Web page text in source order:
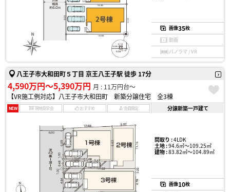
画像35枚
動画
パノラマ / VR
八王子市大和田町５丁目 京王八王子駅 徒歩 17分
4,590万円〜5,390万円 月 : 11万円台〜
【VR施工例対応】八王子市大和田町 新築分譲住宅 全3棟
NEW 現地見学会 おすすめ 会員限定 分譲新築一戸建て
間取り :4LDK
土地 :94.6㎡〜109.25㎡
建物 :83.82㎡〜104.89㎡
画像10枚